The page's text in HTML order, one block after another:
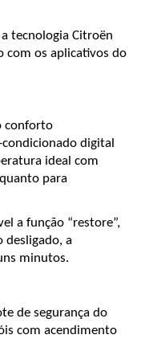
tecnologia Citroën
com os aplicativos do
conforto
digital
ideal com
para
a função “restore”,
desligado, a
minutos.
de segurança do
com acendimento